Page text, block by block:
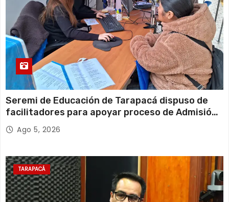
Seremi de Educación de Tarapacá dispuso de
facilitadores para apoyar proceso de Admisión
Escolar 2027
Ago 5, 2026
TARAPACÁ